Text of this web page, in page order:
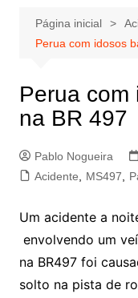
Página inicial
Perua com idosos
Perua com
na BR 497
Pablo Nogueira
Acidente
MS497
Um acidente a
envolvendo um
na BR497 foi
solto na pista de